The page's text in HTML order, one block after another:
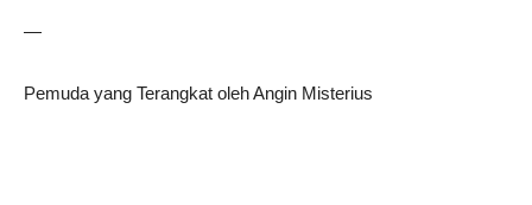
—
Pemuda yang Terangkat oleh Angin Misterius